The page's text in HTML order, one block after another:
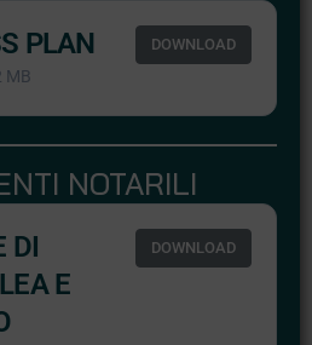
PLAN
MB
DOWNLOAD
NOTARILI
DI
E
DOWNLOAD